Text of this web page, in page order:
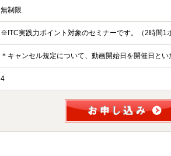
無制限
※ITC実践力ポイント対象のセミナーです。（2時間1
＊キャンセル規定について、動画開始日を開催日とい
4